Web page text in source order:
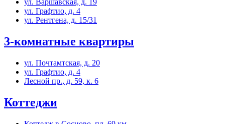
ул. Варшавская, д. 19
ул. Графтио, д. 4
ул. Рентгена, д. 15/31
3-комнатные квартиры
ул. Почтамтская, д. 20
ул. Графтио, д. 4
Лесной пр., д. 59, к. 6
Коттеджи